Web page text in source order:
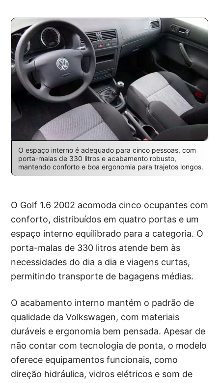
O espaço interno é adequado para cinco pessoas, com
porta-malas de 330 litros e acabamento robusto,
mantendo conforto e boa ergonomia para trajetos longos.
O Golf 1.6 2002 acomoda cinco ocupantes com
conforto, distribuídos em quatro portas e um
espaço interno equilibrado para a categoria. O
porta-malas de 330 litros atende bem às
necessidades do dia a dia e viagens curtas,
permitindo transporte de bagagens médias.
O acabamento interno mantém o padrão de
qualidade da Volkswagen, com materiais
duráveis e ergonomia bem pensada. Apesar de
não contar com tecnologia de ponta, o modelo
oferece equipamentos funcionais, como
direção hidráulica, vidros elétricos e som de